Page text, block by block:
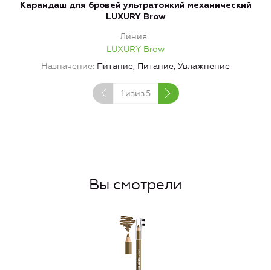
Карандаш для бровей ультратонкий механический
LUXURY Brow
Линия
LUXURY Brow
Назначение Питание, Питание, Увлажнение
1 изиз 5
Вы смотрели